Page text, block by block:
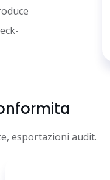
esportazioni audit.